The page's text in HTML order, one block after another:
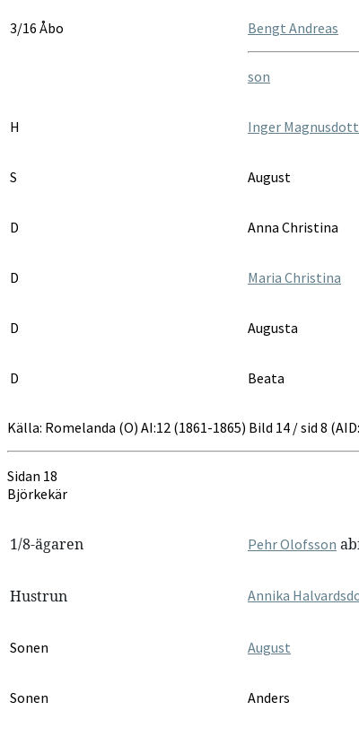
3/16 Åbo Bengt Andreas
son
H Inger
S August
D Anna Christina
D Maria Christina
D Augusta
D Beata
Källa: Romelanda (O) AI:12 (1861-1865) Bild 14 / sid 8
Sidan 18
Björkekär
1/8-ägaren Pehr Olofsson
Hustrun Annika
Sonen August
Sonen Anders